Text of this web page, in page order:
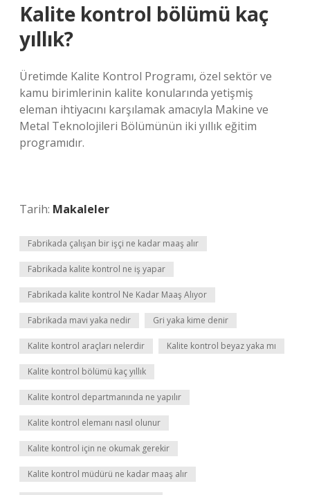
Kalite kontrol bölümü kaç
yıllık?
Üretimde Kalite Kontrol Programı, özel sektör ve
kamu birimlerinin kalite konularında yetişmiş
eleman ihtiyacını karşılamak amacıyla Makine ve
Metal Teknolojileri Bölümünün iki yıllık eğitim
programıdır.
Tarih: Makaleler
Fabrikada çalışan bir işçi ne kadar maaş alır
Fabrikada kalite kontrol ne iş yapar
Fabrikada kalite kontrol Ne Kadar Maaş Alıyor
Fabrikada mavi yaka nedir Gri yaka kime denir
Kalite kontrol araçları nelerdir Kalite kontrol beyaz yaka mı
Kalite kontrol bölümü kaç yıllık
Kalite kontrol departmanında ne yapılır
Kalite kontrol elemanı nasıl olunur
Kalite kontrol için ne okumak gerekir
Kalite kontrol müdürü ne kadar maaş alır